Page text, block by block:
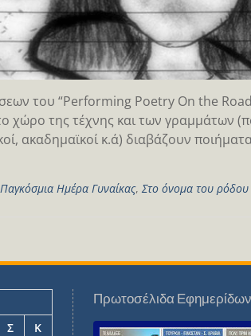
του “Performing Poetry On the
χώρο της τέχνης και των γραμμάτων
ακαδημαϊκοί κ.ά) διαβάζουν
Παγκόσμια Ημέρα Γυναίκας, Στο όνομα του ρόδου
Σ
Κ
Πρωτοσέλιδα Εφημερίδων